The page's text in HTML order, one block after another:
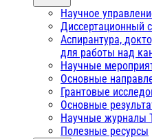
Научное
Диссертационный
Аспирантура,
для работы над
Научные
Основные
Грантовые
Основные
Научные журналы
Полезные ресурсы